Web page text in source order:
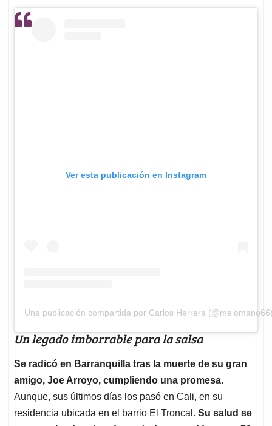
Ver esta publicación en Instagram
Una publicación compartida por Carlos Herrera
Un legado imborrable para la salsa
Se radicó en Barranquilla tras la muerte de su gran
amigo, Joe Arroyo, cumpliendo una promesa.
Aunque, sus últimos días los pasó en Cali, en su
residencia ubicada en el barrio El Troncal. Su salud se